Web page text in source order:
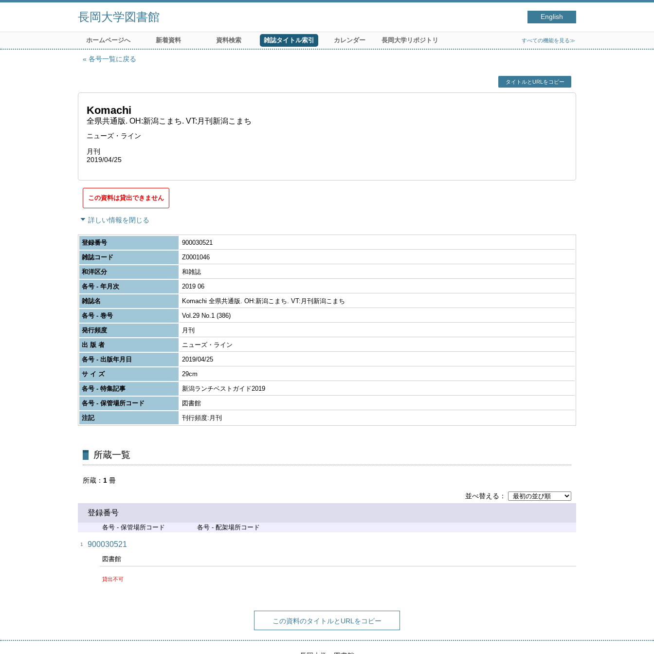
長岡大学図書館 English
ホームページへ 新着資料 資料検索 雑誌タイトル索引 カレンダー 長岡大学リポジトリ すべての機能を見る≫
各号一覧に戻る
タイトルとURLをコピー
Komachi
全県共通版. OH:新潟こまち. VT:月刊新潟こまち
ニューズ・ライン
月刊
2019/04/25
この資料は貸出できません
詳しい情報を閉じる
登録番号
900030521
雑誌コード
Z0001046
和洋区分
和雑誌
各号 - 年月次
2019 06
雑誌名
Komachi 全県共通版. OH:新潟こまち. VT:月刊新潟こまち
各号 - 巻号
Vol.29 No.1 (386)
発行頻度
月刊
出 版 者
ニューズ・ライン
各号 - 出版年月日
2019/04/25
サ イ ズ
29cm
各号 - 特集記事
新潟ランチベストガイド2019
各号 - 保管場所コード
図書館
注記
刊行頻度:月刊
所蔵一覧
所蔵 1 冊
並べ替える
登録番号
各号 - 保管場所コード 各号 - 配架場所コード
1 900030521
図書館
貸出不可
この資料のタイトルとURLをコピー